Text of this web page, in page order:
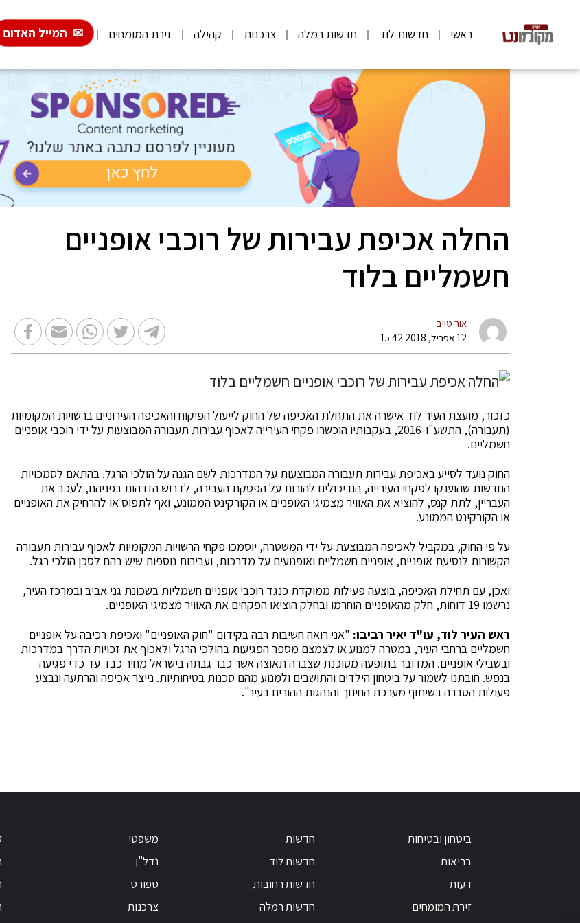
ראשי חדשות לוד חדשות רמלה צרכנות קהילה זירת המומחים המייל האדום
החלה אכיפת עבירות של רוכבי אופניים
חשמליים בלוד
אור טייב
12 אפריל, 2018 15:42
כזכור, מועצת העיר לוד אישרה את התחלת האכיפה של החוק לייעול הפיקוח והאכיפה העירוניים ברשויות המקומיות
(תעבורה), התשע"ו-2016, בעקבותיו הוכשרו פקחי העירייה לאכוף עבירות תעבורה המבוצעות על ידי רוכבי אופניים
חשמליים.
החוק נועד לסייע באכיפת עבירות תעבורה המבוצעות על המדרכות לשם הגנה על הולכי הרגל. בהתאם לסמכויות
החדשות שהוענקו לפקחי העירייה, הם יכולים להורות על הפסקת העבירה, לדרוש הזדהות בפניהם, לעכב את
העבריין, לתת קנס, להוציא את האוויר מצמיגי האופניים או הקורקינט הממונע, ואף לתפוס או להרחיק את האופניים
או הקורקינט הממונע.
על פי החוק, במקביל לאכיפה המבוצעת על ידי המשטרה, יוסמכו פקחי הרשויות המקומיות לאכוף עבירות תעבורה
הקשורות לנסיעת אופניים, אופניים חשמליים ואופנועים על מדרכות, ועבירות נוספות שיש בהם לסכן הולכי רגל.
ואכן, עם תחילת האכיפה, בוצעה פעילות ממוקדת כנגד רוכבי אופניים חשמליות בשכונת גני אביב ובמרכז העיר,
נרשמו 19 דוחות, חלק מהאופניים הוחרמו ובחלק הוציאו הפקחים את האוויר מצמיגי האופניים.
ראש העיר לוד, עו"ד יאיר רביבו: "אני רואה חשיבות רבה בקידום "חוק האופניים" ואכיפת רכיבה על אופניים
חשמליים ברחבי העיר, במטרה למנוע או לצמצם מספר הפגיעות בהולכי הרגל ולאכוף את זכויות הדרך במדרכות
ובשבילי אופניים. המדובר בתופעה מסוכנת שצברה תאוצה אשר כבר גבתה בישראל מחיר כבד עד כדי פגיעה
בנפש. חובתנו לשמור על ביטחון הילדים והתושבים ולמנוע מהם סכנות בטיחותיות. נייצר אכיפה והרתעה ונבצע
פעולות הסברה בשיתוף מערכת החינוך והנהגות ההורים בעיר".
ביטחון ובטיחות
בריאות
דעות
זירת המומחים
חדשות
חדשות לוד
חדשות רחובות
חדשות רמלה
משפטי
נדל"ן
ספורט
צרכנות